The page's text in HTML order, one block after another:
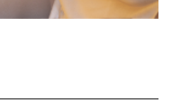
o
Samsonie i Dalili
pewną symetrię.